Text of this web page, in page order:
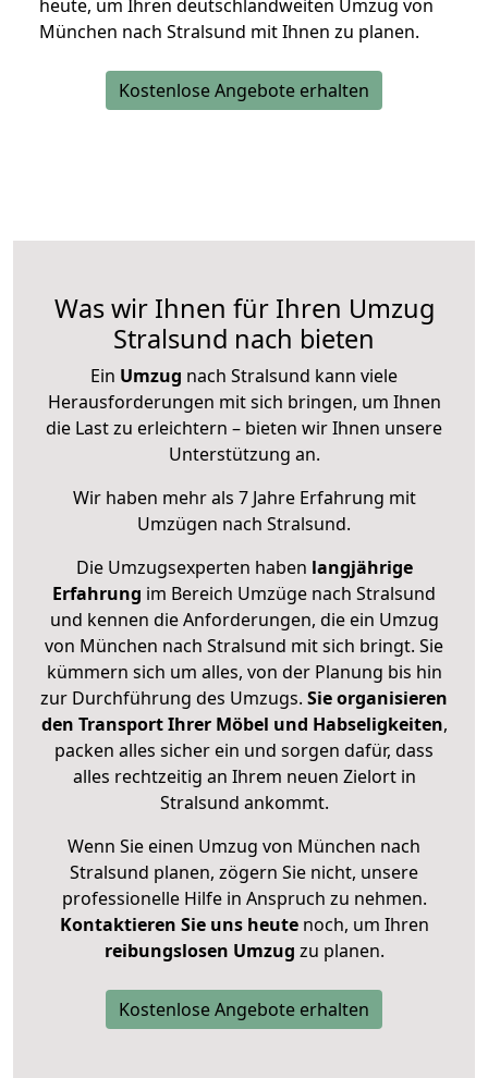
heute, um Ihren deutschlandweiten Umzug von
München nach Stralsund mit Ihnen zu planen.
Kostenlose Angebote erhalten
Was wir Ihnen für Ihren Umzug
Stralsund nach bieten
Ein Umzug nach Stralsund kann viele
Herausforderungen mit sich bringen, um Ihnen
die Last zu erleichtern – bieten wir Ihnen unsere
Unterstützung an.
Wir haben mehr als 7 Jahre Erfahrung mit
Umzügen nach Stralsund.
Die Umzugsexperten haben langjährige
Erfahrung im Bereich Umzüge nach Stralsund
und kennen die Anforderungen, die ein Umzug
von München nach Stralsund mit sich bringt. Sie
kümmern sich um alles, von der Planung bis hin
zur Durchführung des Umzugs. Sie organisieren
den Transport Ihrer Möbel und Habseligkeiten,
packen alles sicher ein und sorgen dafür, dass
alles rechtzeitig an Ihrem neuen Zielort in
Stralsund ankommt.
Wenn Sie einen Umzug von München nach
Stralsund planen, zögern Sie nicht, unsere
professionelle Hilfe in Anspruch zu nehmen.
Kontaktieren Sie uns heutenoch, um Ihren
reibungslosen Umzug zu planen.
Kostenlose Angebote erhalten